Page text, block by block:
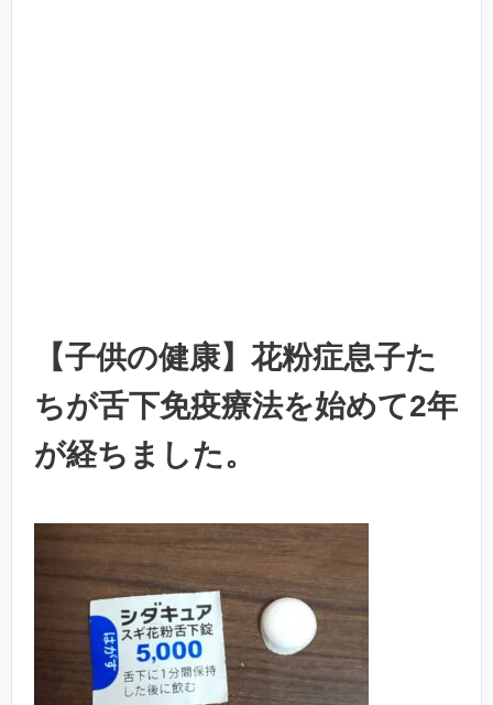
【子供の健康】花粉症息子た
ちが舌下免疫療法を始めて2年
が経ちました。